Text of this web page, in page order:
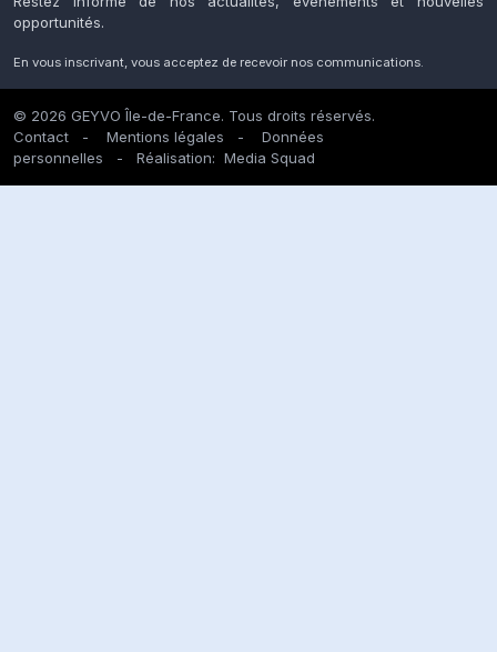
opportunités.
En vous inscrivant, vous acceptez de recevoir nos communications.
© 2026 GEYVO Île-de-France. Tous droits réservés.
Contact - Mentions légales - Données
personnelles - Réalisation: Media Squad